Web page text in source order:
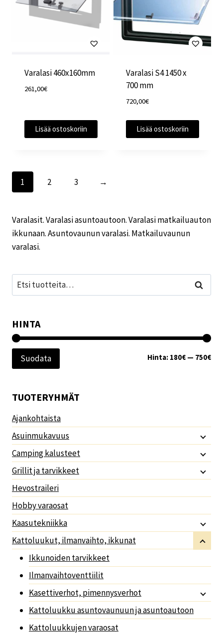
Varalasi 460x160mm
261,00€
Lisää ostoskoriin
Varalasi S4 1450 x
700 mm
720,00€
Lisää ostoskoriin
1 2 3 →
Varalasit. Varalasi asuntoautoon. Varalasi matkailuauton
ikkunaan. Asuntovaunun varalasi. Matkailuvaunun
varalasi.
Etsi: Haku
HINTA
Suodata Hinta: 180€ — 750€
TUOTERYHMÄT
Ajankohtaista
Asuinmukavuus
Camping kalusteet
Grillit ja tarvikkeet
Hevostraileri
Hobby varaosat
Kaasutekniikka
Kattoluukut, ilmanvaihto, ikkunat
Ikkunoiden tarvikkeet
Ilmanvaihtoventtiilit
Kasettiverhot, pimennysverhot
Kattoluukku asuntovaunuun ja asuntoautoon
Kattoluukkujen varaosat